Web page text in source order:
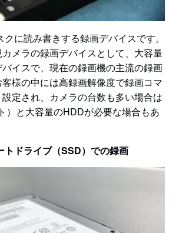
に読み書きする録画デバイスです。
メラの録画デバイスとして、大容量
イスで、現在の録画機の主流の録画
様の中には高録画解像度で録画コマ
定され、カメラの台数も多い場合は
）と大容量のHDDが必要な場合もあ
ドライブ（SSD）での録画